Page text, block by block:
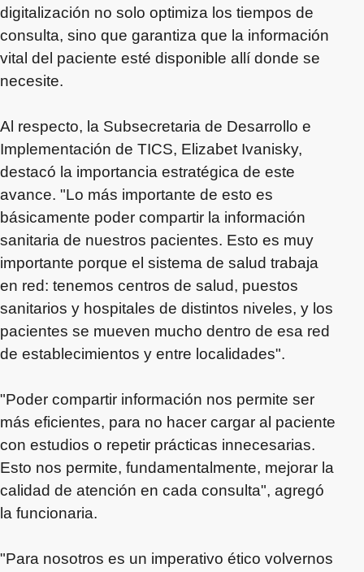
digitalización no solo optimiza los tiempos de
consulta, sino que garantiza que la información
vital del paciente esté disponible allí donde se
necesite.
Al respecto, la Subsecretaria de Desarrollo e
Implementación de TICS, Elizabet Ivanisky,
destacó la importancia estratégica de este
avance. "Lo más importante de esto es
básicamente poder compartir la información
sanitaria de nuestros pacientes. Esto es muy
importante porque el sistema de salud trabaja
en red: tenemos centros de salud, puestos
sanitarios y hospitales de distintos niveles, y los
pacientes se mueven mucho dentro de esa red
de establecimientos y entre localidades".
"Poder compartir información nos permite ser
más eficientes, para no hacer cargar al paciente
con estudios o repetir prácticas innecesarias.
Esto nos permite, fundamentalmente, mejorar la
calidad de atención en cada consulta", agregó
la funcionaria.
"Para nosotros es un imperativo ético volvernos